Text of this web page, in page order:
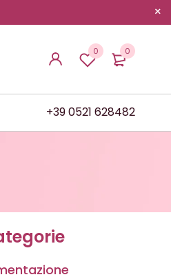
0
0
+39 0521 628482